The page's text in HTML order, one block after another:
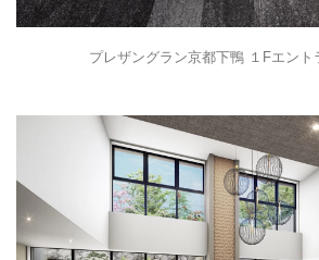
プレザングラン京都下鴨 １Fエント